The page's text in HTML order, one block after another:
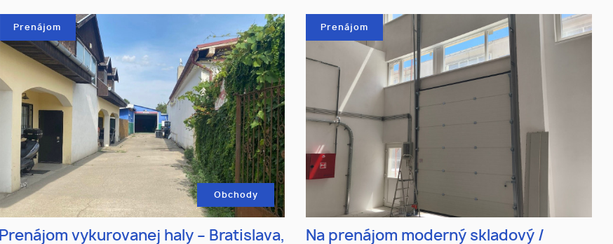
Prenájom
Obchody
Prenájom vykurovanej haly – Bratislava,
Prenájom
Na prenájom moderný skladový /